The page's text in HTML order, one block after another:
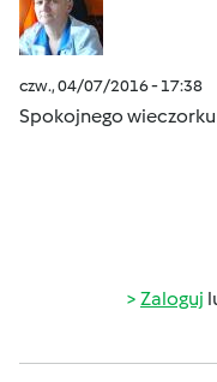
czw., 04/07/2016 - 17:38
Spokojnego wieczorku
Zaloguj